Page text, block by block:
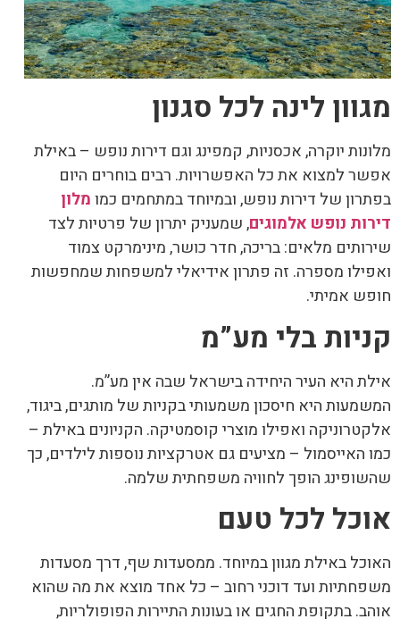
מגוון לינה לכל סגנון
מלונות יוקרה, אכסניות, קמפינג וגם דירות נופש – באילת
אפשר למצוא את כל האפשרויות. רבים בוחרים היום
בפתרון של דירות נופש, ובמיוחד במתחמים כמומלון
דירות נופש אלמוגים, שמעניק יתרון של פרטיות לצד
שירותים מלאים: בריכה, חדר כושר, מינימרקט צמוד
ואפילו מספרה. זה פתרון אידיאלי למשפחות שמחפשות
חופש אמיתי.
קניות בלי מע”מ
אילת היא העיר היחידה בישראל שבה אין מע”מ.
המשמעות היא חיסכון משמעותי בקניות של מותגים, ביגוד,
אלקטרוניקה ואפילו מוצרי קוסמטיקה. הקניונים באילת –
כמו האייסמול – מציעים גם אטרקציות נוספות לילדים, כך
שהשופינג הופך לחוויה משפחתית שלמה.
אוכל לכל טעם
האוכל באילת מגוון במיוחד. ממסעדות שף, דרך מסעדות
משפחתיות ועד דוכני רחוב – כל אחד מוצא את מה שהוא
אוהב. בתקופת החגים או בעונות התיירות הפופולריות,